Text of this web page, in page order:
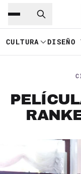
Saltar al
CULTURA DISEÑO